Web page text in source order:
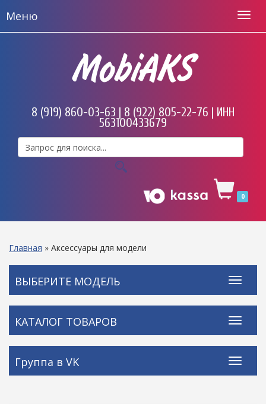
Меню
MobiAKS
8 (919) 860-03-63 | 8 (922) 805-22-76 | ИНН
563100433679
0
Главная » Аксессуары для модели
ВЫБЕРИТЕ МОДЕЛЬ
КАТАЛОГ ТОВАРОВ
Группа в VK